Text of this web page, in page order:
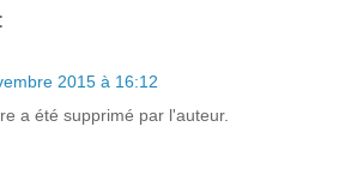
2015 à 16:12
a été supprimé par l'auteur.